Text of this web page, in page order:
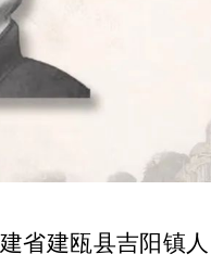
省建瓯县吉阳镇